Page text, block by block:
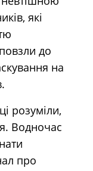
які
до
на
розуміли,
Водночас
про